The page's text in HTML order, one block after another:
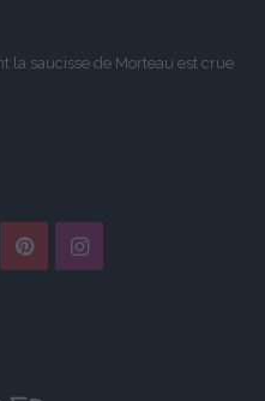
la saucisse de Morteau est crue
PinterestInstagram